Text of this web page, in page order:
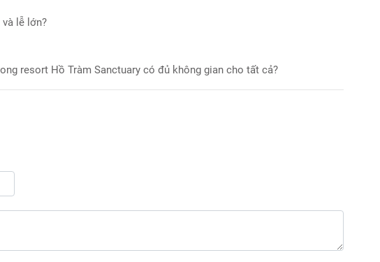
lễ lớn?
resort Hồ Tràm Sanctuary có đủ không gian cho tất cả?